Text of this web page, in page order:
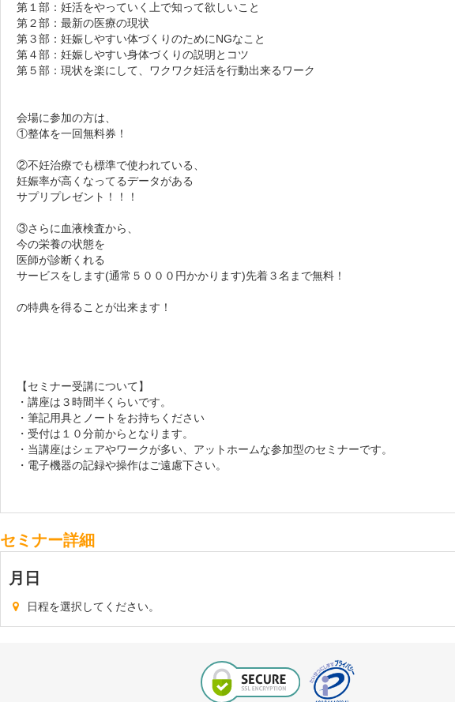
第１部：妊活をやっていく上で知って欲しいこと
第２部：最新の医療の現状
第３部：妊娠しやすい体づくりのためにNGなこと
第４部：妊娠しやすい身体づくりの説明とコツ
第５部：現状を楽にして、ワクワク妊活を行動出来るワーク
会場に参加の方は、
①整体を一回無料券！
②不妊治療でも標準で使われている、
妊娠率が高くなってるデータがある
サプリプレゼント！！！
③さらに血液検査から、
今の栄養の状態を
医師が診断くれる
サービスをします(通常５０００円かかります)先着３名まで無料！
の特典を得ることが出来ます！
【セミナー受講について】
・講座は３時間半くらいです。
・筆記用具とノートをお持ちください
・受付は１０分前からとなります。
・当講座はシェアやワークが多い、アットホームな参加型のセミナーです。
・電子機器の記録や操作はご遠慮下さい。
セミナー詳細
月 日
日程を選択してください。